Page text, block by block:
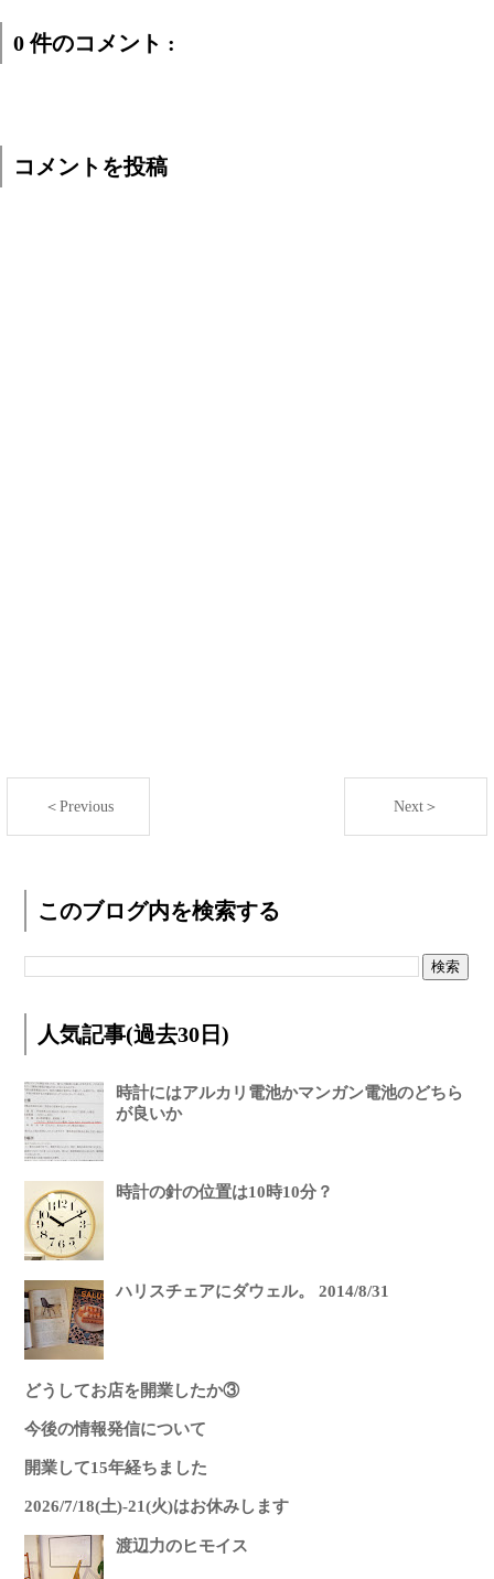
0 件のコメント :
コメントを投稿
＜Previous Next＞
このブログ内を検索する
人気記事(過去30日)
時計にはアルカリ電池かマンガン電池のどちら
が良いか
時計の針の位置は10時10分？
ハリスチェアにダウェル。 2014/8/31
どうしてお店を開業したか③
今後の情報発信について
開業して15年経ちました
2026/7/18(土)-21(火)はお休みします
渡辺力のヒモイス